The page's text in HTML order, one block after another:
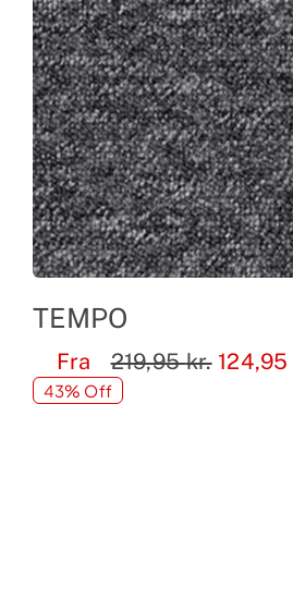
TEMPO
Fra 219,95kr. 124,95
43% Off